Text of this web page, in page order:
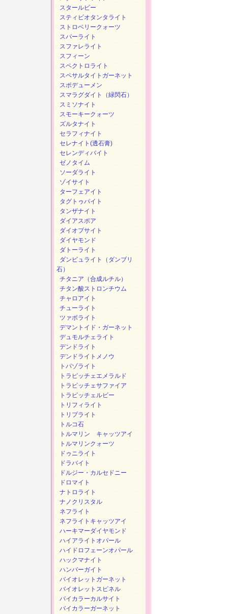
スタールビー
スティビオタンタライト
ストロベリークォーツ
スパーライト
スファレライト
スフィーン
スペクトロライト
スペサルタイトガーネット
スポデューメン
スマラグダイト（緑閃石）
スミソナイト
スモーキークォーツ
ズルタナイト
セラフィナイト
セレナイト(透石膏)
セレンディバイト
ゼノタイム
ソーダライト
ゾイサイト
ターフェアイト
タグトゥパイト
タンザナイト
ダイアスポア
ダイオプサイト
ダイヤモンド
ダトーライト
ダンビュライト（ダンブリ
石）
チタニア（合成ルチル）
チタン酸ストロンチウム
チャロアイト
チューライト
ツァボライト
デマントイド・ガーネット
デュモルチェライト
デンドライト
デンドライトメノウ
トパゾライト
トラピッチェエメラルド
トラピッチェサファイア
トラピッチェルビー
トリフィライト
トリプライト
トルコ石
トルマリン キャッツアイ
トルマリンクォーツ
ドゥニライト
ドラバイト
ドルジー・カルセドニー
ドロマイト
ナトロライト
ナノクリスタル
ネフライト
ネフライトキャッツアイ
ハーキマーダイヤモンド
ハイアライトオパール
ハイドロフェーンオパール
ハックマナイト
ハンバーガイト
バイオレットガーネット
バイオレットスピネル
バイカラーカルサイト
バイカラーガーネット